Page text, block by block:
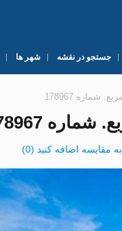
جستجو در نقشه شهر ها
به مقایسه اضافه کنید (
0
)